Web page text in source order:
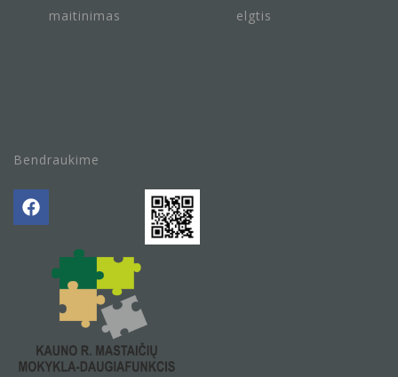
maitinimas
elgtis
Bendraukime